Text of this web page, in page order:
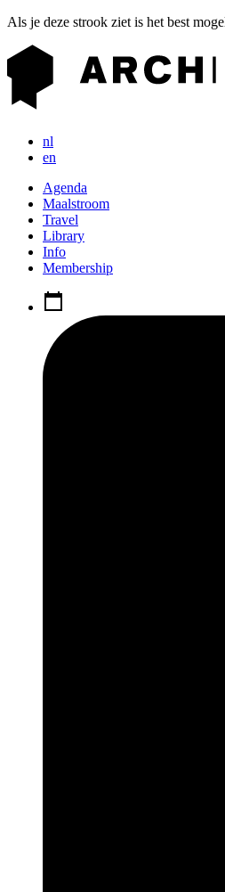
Als je deze strook ziet is het best
nl
en
Agenda
Maalstroom
Travel
Library
Info
Membership